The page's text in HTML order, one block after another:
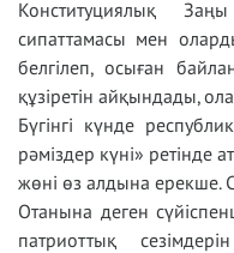
Конституциялық Заңы
сипаттамасы мен
белгілеп, осыған
құзіретін айқындады,
Бүгінгі күнде
рәміздер күні» ретінде
жөні өз алдына ерекше.
Отанына деген
патриоттық